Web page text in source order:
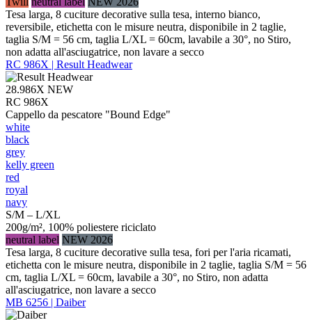
Tesa larga, 8 cuciture decorative sulla tesa, interno bianco,
reversibile, etichetta con le misure neutra, disponibile in 2 taglie,
taglia S/M = 56 cm, taglia L/XL = 60cm, lavabile a 30°, no Stiro,
non adatta all'asciugatrice, non lavare a secco
RC 986X | Result Headwear
28.986X NEW
RC 986X
Cappello da pescatore "Bound Edge"
white
black
grey
kelly green
red
royal
navy
S/M – L/XL
200g/m², 100% poliestere riciclato
neutral label NEW 2026
Tesa larga, 8 cuciture decorative sulla tesa, fori per l'aria ricamati,
etichetta con le misure neutra, disponibile in 2 taglie, taglia S/M = 56
cm, taglia L/XL = 60cm, lavabile a 30°, no Stiro, non adatta
all'asciugatrice, non lavare a secco
MB 6256 | Daiber